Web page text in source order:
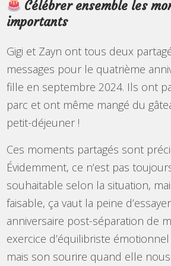
Célébrer ensemble les
importants
Gigi et Zayn ont tous deux
messages pour le quatrième
fille en septembre 2024. Ils ont
parc et ont même mangé du
petit-déjeuner !
Ces moments partagés sont
Évidemment, ce n’est pas
souhaitable selon la situation,
faisable, ça vaut la peine
anniversaire post-séparation de
exercice d’équilibriste
mais son sourire quand elle